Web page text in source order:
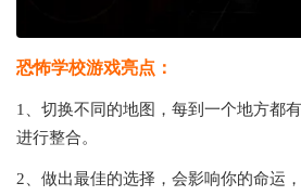
恐怖学校游戏亮点：
1、切换不同的地图，每到一个地方都
进行整合。
2、做出最佳的选择，会影响你的命运